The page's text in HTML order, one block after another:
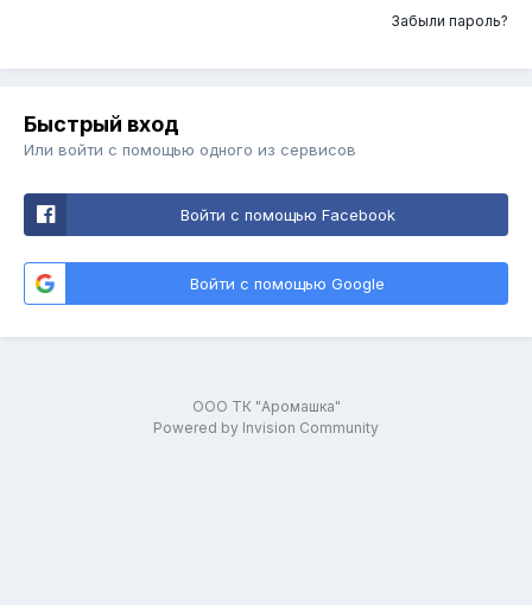
Забыли пароль?
Быстрый вход
Или войти с помощью одного из сервисов
Войти с помощью Facebook
Войти с помощью Google
ООО ТК "Аромашка"
Powered by Invision Community